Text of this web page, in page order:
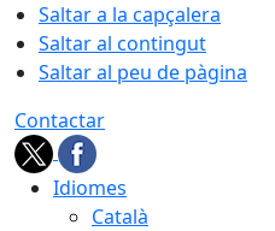
Saltar a la capçalera
Saltar al contingut
Saltar al peu de pàgina
Contactar
Idiomes
Català